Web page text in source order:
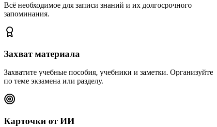
Всё необходимое для записи знаний и их долгосрочного
запоминания.
Захват материала
Захватите учебные пособия, учебники и заметки. Организуйте
по теме экзамена или разделу.
Карточки от ИИ